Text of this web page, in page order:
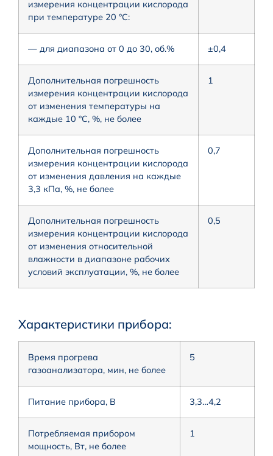
измерения концентрации кислорода
при температуре 20 °С:
— для диапазона от 0 до 30, об.% ±0,4
Дополнительная погрешность
измерения концентрации кислорода
от изменения температуры на
каждые 10 °С, %, не более
1
Дополнительная погрешность
измерения концентрации кислорода
от изменения давления на каждые
3,3 кПа, %, не более
0,7
Дополнительная погрешность
измерения концентрации кислорода
от изменения относительной
влажности в диапазоне рабочих
условий эксплуатации, %, не более
0,5
Характеристики прибора:
Время прогрева
газоанализатора, мин, не более
5
Питание прибора, В 3,3…4,2
Потребляемая прибором
мощность, Вт, не более
1